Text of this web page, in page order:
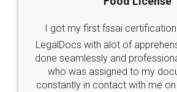
I got my first fssai
LegalDocs with alot of
done seamlessly and
who was assigned to my
constantly in contact with me